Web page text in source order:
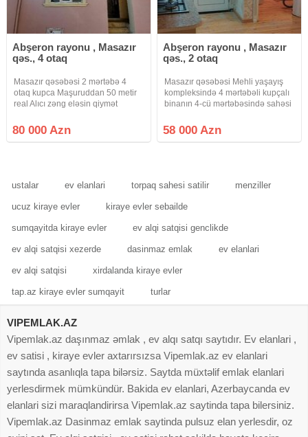
Abşeron rayonu , Masazır
qəs., 4 otaq
Masazır qəsəbəsi 2 mərtəbə 4
otaq kupca Maşuruddan 50 metir
real Alıcı zəng eləsin qiymət
80 000 Azn
Abşeron rayonu , Masazır
qəs., 2 otaq
Masazır qəsəbəsi Mehli yaşayış
kompleksində 4 mərtəbəli kupçalı
binanın 4-cü mərtəbəsində sahəsi
düzəldilmiş studio mənzil təcili
satılır.Mansart deyil. Qaz, su .işıq ,
58 000 Azn
ustalar ev elanlari torpaq sahesi satilir menziller
ucuz kiraye evler kiraye evler sebailde
sumqayitda kiraye evler ev alqi satqisi genclikde
ev alqi satqisi xezerde dasinmaz emlak ev elanlari
ev alqi satqisi xirdalanda kiraye evler
tap.az kiraye evler sumqayit turlar
VIPEMLAK.AZ
Vipemlak.az daşınmaz əmlak , ev alqı satqı saytıdır. Ev elanlari ,
ev satisi , kiraye evler axtarırsızsa Vipemlak.az ev elanlari
saytında asanlıqla tapa bilərsiz. Saytda müxtəlif emlak elanlari
yerlesdirmek mümkündür. Bakida ev elanlari, Azerbaycanda ev
elanlari sizi maraqlandirirsa Vipemlak.az saytinda tapa bilersiniz.
Vipemlak.az Dasinmaz emlak saytinda pulsuz elan yerlesdir, oz